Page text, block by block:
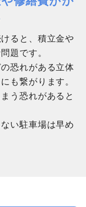
ると、積立金や
題です。
恐れがある立体
も繋がります。
う恐れがあると
い駐車場は早め